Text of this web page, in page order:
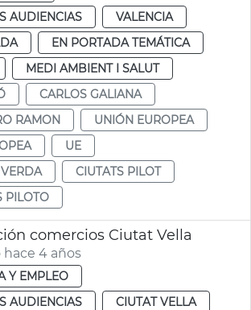
AUDIENCIAS
VALENCIA
EN PORTADA TEMÁTICA
MEDI AMBIENT I SALUT
CARLOS GALIANA
RAMON
UNIÓN EUROPEA
UE
CIUTATS PILOT
PILOTO
comercios Ciutat Vella
4 años
Y EMPLEO
AUDIENCIAS
CIUTAT VELLA